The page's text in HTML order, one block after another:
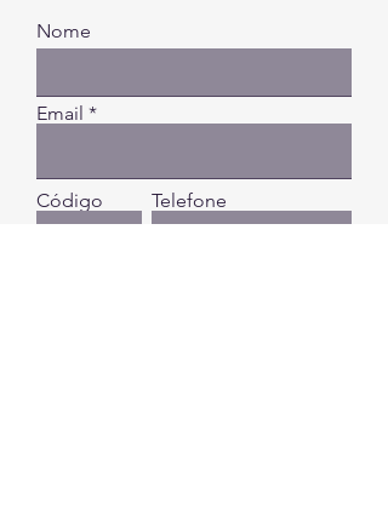
Nome
Email
Código Telefone